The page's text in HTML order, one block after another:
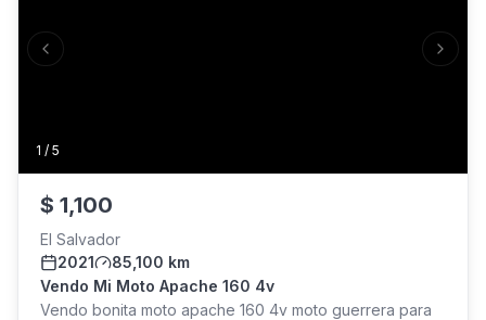
1 / 5
Previous slide Next
$ 1,100
El Salvador
2021
85,100 km
Vendo Mi Moto Apache 160 4v
Vendo bonita moto apache 160 4v moto guerrera para